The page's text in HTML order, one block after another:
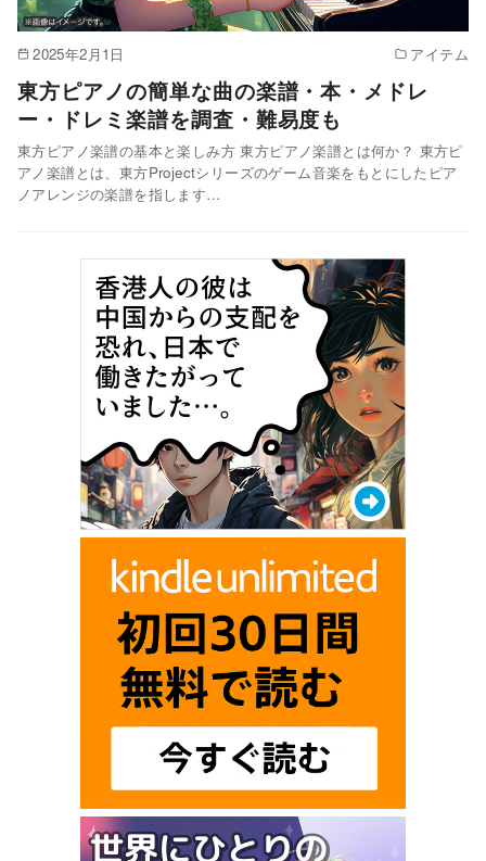
2025年2月1日 アイテム
東方ピアノの簡単な曲の楽譜・本・メドレ
ー・ドレミ楽譜を調査・難易度も
東方ピアノ楽譜の基本と楽しみ方 東方ピアノ楽譜とは何か？ 東方ピ
アノ楽譜とは、東方Projectシリーズのゲーム音楽をもとにしたピア
ノアレンジの楽譜を指します…